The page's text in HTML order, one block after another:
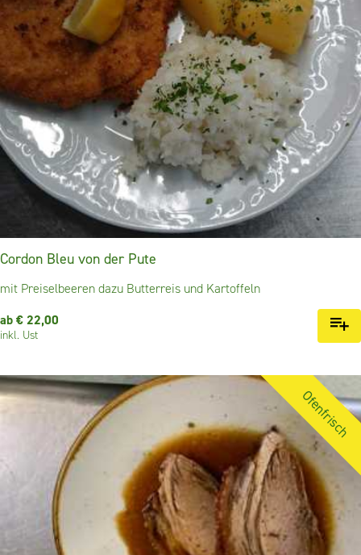
Cordon Bleu von der Pute
mit Preiselbeeren dazu Butterreis und Kartoffeln
ab € 22,00
inkl. Ust
Ofenfrisch